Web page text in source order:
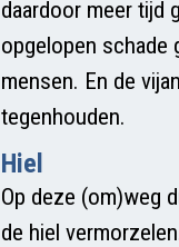
daardoor meer tijd
opgelopen schade
mensen. En de
tegenhouden.
Hiel
Op deze (om)weg
de hiel